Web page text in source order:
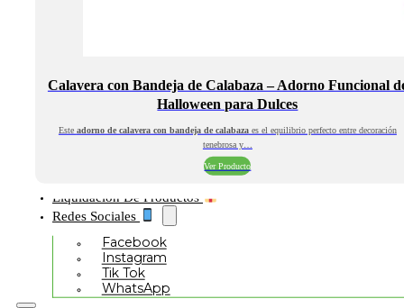
Calavera con Bandeja de Calabaza – Adorno Funcional
Halloween para Dulces
Este adorno de calavera con bandeja de calabazaes el equilibrio perfecto entre decoración
tenebrosa y…
Ver Producto
Liquidación De Productos
Redes Sociales
Facebook
Instagram
Tik Tok
WhatsApp